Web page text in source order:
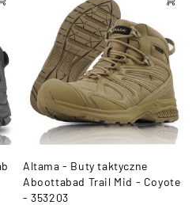
Altama - Buty taktyczne
Aboottabad Trail Mid - Coyote
- 353203